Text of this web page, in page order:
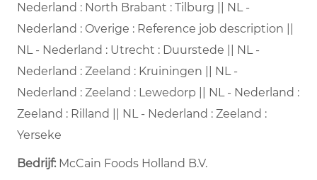
Nederland : North Brabant : Tilburg || NL -
Nederland : Overige : Reference job description ||
NL - Nederland : Utrecht : Duurstede || NL -
Nederland : Zeeland : Kruiningen || NL -
Nederland : Zeeland : Lewedorp || NL - Nederland :
Zeeland : Rilland || NL - Nederland : Zeeland :
Yerseke
Bedrijf: McCain Foods Holland B.V.